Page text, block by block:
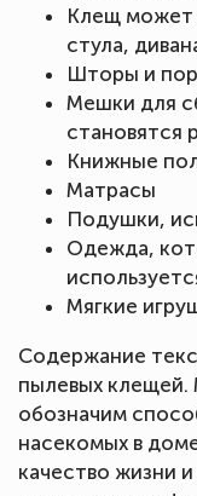
Клещ может
стула,
Шторы и
Мешки для
становятся
Книжные
Матрасы
Подушки,
Одежда,
Мягкие
Содержание
пылевых
обозначим
насекомых в
качество жизни